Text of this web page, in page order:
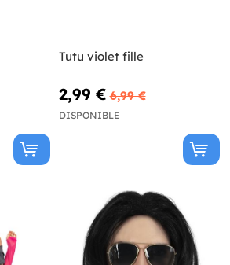
Tutu violet fille
2,99 € 6,99 €
DISPONIBLE